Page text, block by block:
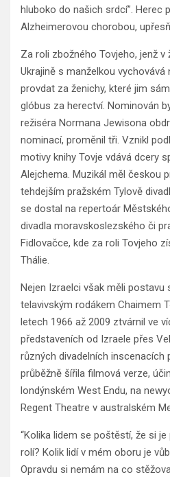
hluboko do našich srdcí”. Herec
Alzheimerovou chorobou,
Za roli zbožného Tovjeho, jenž
Ukrajině s manželkou vychovává
provdat za ženichy, které jim
glóbus za herectví. Nominován
režiséra Normana Jewisona
nominací, proměnil tři. Vznikl
motivy knihy Tovje vdává dcery
Alejchema. Muzikál měl českou
tehdejším pražském Tylově
se dostal na repertoár
divadla moravskoslezského či
Fidlovačce, kde za roli Tovjeho
Thálie.
Nejen Izraelci však měli postavu
telavivským rodákem Chaimem
letech 1966 až 2009 ztvárnil ve
představeních od Izraele přes
různých divadelních inscenacích
průběžně šířila filmová verze,
londýnském West Endu, na
Regent Theatre v australském
“Kolika lidem se poštěstí, že si
rolí? Kolik lidí v mém oboru je
Opravdu si nemám na co